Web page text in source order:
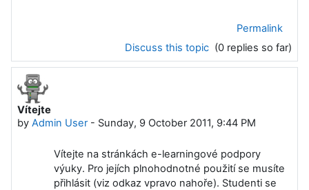
Permalink
Discuss this topic (0 replies so far)
Vítejte
by Admin User- Sunday, 9 October 2011, 9:44 PM
Vítejte na stránkách e-learningové podpory
výuky. Pro jejích plnohodnotné použití se musíte
přihlásit (viz odkaz vpravo nahoře). Studenti se